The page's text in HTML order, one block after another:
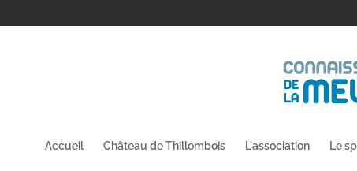
Accueil Château de Thillombois L'association Le